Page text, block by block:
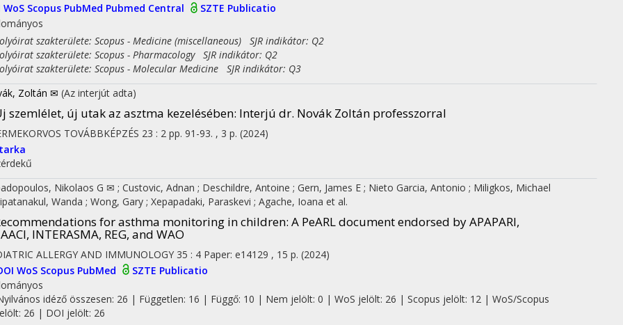
WoS Scopus PubMed Pubmed Central
SZTE Publicatio
szakterülete: Scopus - Medicine (miscellaneous) SJR indikátor: Q2
szakterülete: Scopus - Pharmacology SJR indikátor: Q2
szakterülete: Scopus - Molecular Medicine SJR indikátor: Q3
Zoltán ✉ (Az interjút adta)
szemlélet, új utak az asztma kezelésében: Interjú dr. Novák Zoltán professzorral
TOVÁBBKÉPZÉS 23 : 2 pp. 91-93. , 3 p. (2024)
Nikolaos G ✉ ; Custovic, Adnan ; Deschildre, Antoine ; Gern, James E ; Nieto Garcia, Antonio ; Miligkos, Michael
Wanda ; Wong, Gary ; Xepapadaki, Paraskevi ; Agache, Ioana et al.
for asthma monitoring in children: A PeARL document endorsed by APAPARI,
INTERASMA, REG, and WAO
ALLERGY AND IMMUNOLOGY 35 : 4 Paper: e14129 , 15 p. (2024)
WoS Scopus PubMed
SZTE Publicatio
idéző összesen: 26 | Független: 16 | Függő: 10 | Nem jelölt: 0 | WoS jelölt: 26 | Scopus jelölt: 12 | WoS/Scopus
26 | DOI jelölt: 26